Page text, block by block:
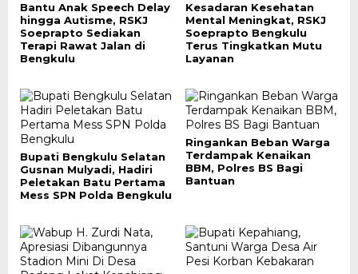
Bantu Anak Speech Delay
hingga Autisme, RSKJ
Soeprapto Sediakan
Terapi Rawat Jalan di
Bengkulu
Kesadaran Kesehatan
Mental Meningkat, RSKJ
Soeprapto Bengkulu
Terus Tingkatkan Mutu
Layanan
Bupati Bengkulu Selatan
Gusnan Mulyadi, Hadiri
Peletakan Batu Pertama
Mess SPN Polda Bengkulu
Ringankan Beban Warga
Terdampak Kenaikan
BBM, Polres BS Bagi
Bantuan